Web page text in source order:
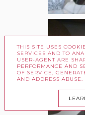
THIS SITE USES
SERVICES AND TO
USER-AGENT ARE
PERFORMANCE AND
OF SERVICE,
AND ADDRESS ABUSE.